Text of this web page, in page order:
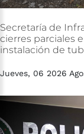
Secretaría de
cierres parciales
instalación de
Jueves, 06 2026